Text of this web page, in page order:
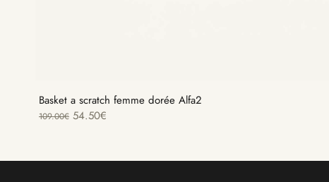
Basket a scratch femme dorée Alfa2
109.00€ 54.50€